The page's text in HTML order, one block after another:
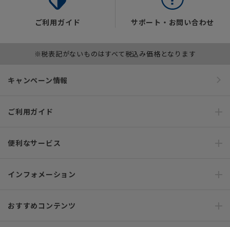
ご利用ガイド サポート・お問い合わせ
※税表記がないものはすべて税込み価格となります
キャンペーン情報
ご利用ガイド
便利なサービス
インフォメーション
おすすめコンテンツ